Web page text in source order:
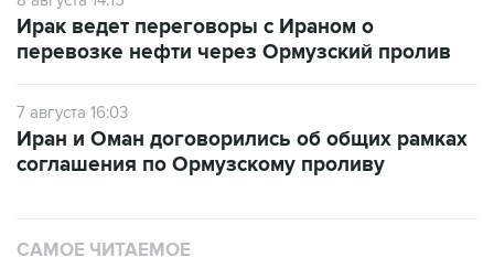
Ирак ведет переговоры с Ираном о
перевозке нефти через Ормузский пролив
7 августа 16:03
Иран и Оман договорились об общих рамках
соглашения по Ормузскому проливу
САМОЕ ЧИТАЕМОЕ